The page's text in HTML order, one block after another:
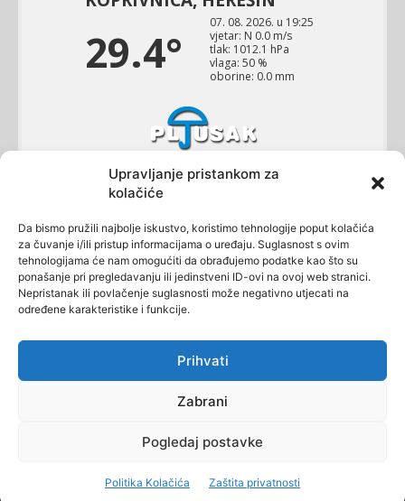
Upravljanje pristankom za
kolačiće
Da bismo pružili najbolje iskustvo, koristimo tehnologije poput kolačića
za čuvanje i/ili pristup informacijama o uređaju. Suglasnost s ovim
tehnologijama će nam omogućiti da obrađujemo podatke kao što su
ponašanje pri pregledavanju ili jedinstveni ID-ovi na ovoj web stranici.
Nepristanak ili povlačenje suglasnosti može negativno utjecati na
određene karakteristike i funkcije.
Prihvati
Zabrani
Pogledaj postavke
Politika Kolačića Zaštita privatnosti
Astronomsko društvo Koprivnica član jeZajednice
tehničke kulture grada Koprivnice